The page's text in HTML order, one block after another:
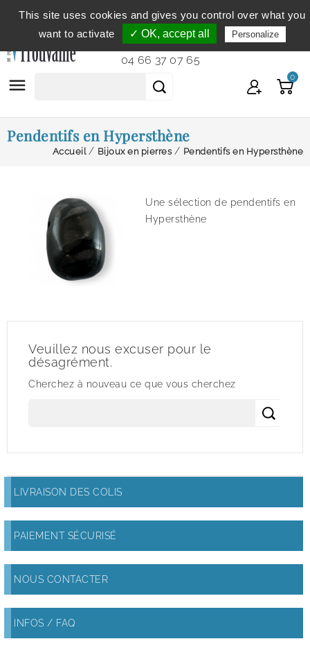
Service clientèle
du lundi au vendredi de 9h à 12h et
de 14h à 18h...
04 66 37 07 65
 0
Pendentifs en Hypersthène
Accueil Bijoux en pierres Pendentifs en Hypersthène
Une sélection de pendentifs en
Hypersthène
Veuillez nous excuser pour le
désagrément.
Cherchez à nouveau ce que vous cherchez
LIVRAISON DES COLIS
PAIEMENT SÉCURISÉ
NOUS CONTACTER
INFOS / FAQ
This site uses cookies and gives you control over what you
want to activate
✓ OK, accept all Personalize